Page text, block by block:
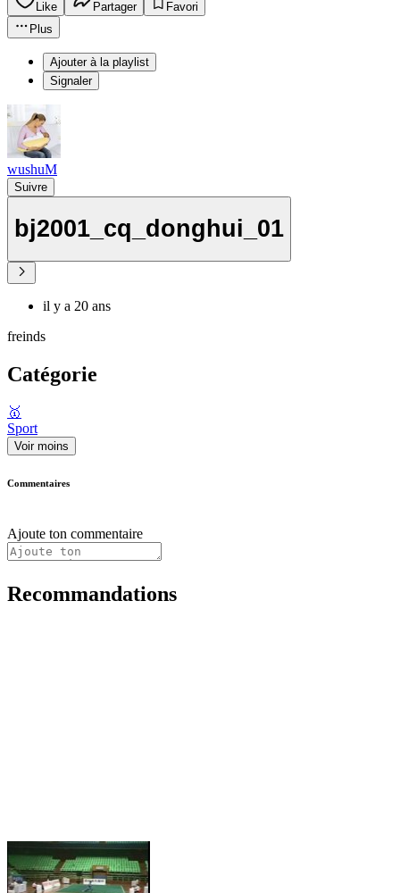
Like Partager
Favori
Plus
Ajouter à la playlist
Signaler
wushuM
Suivre
bj2001_cq_donghui_01
il y a 20 ans
freinds
Catégorie
🥇
Sport
Voir moins
Commentaires
Ajoute ton commentaire
Recommandations